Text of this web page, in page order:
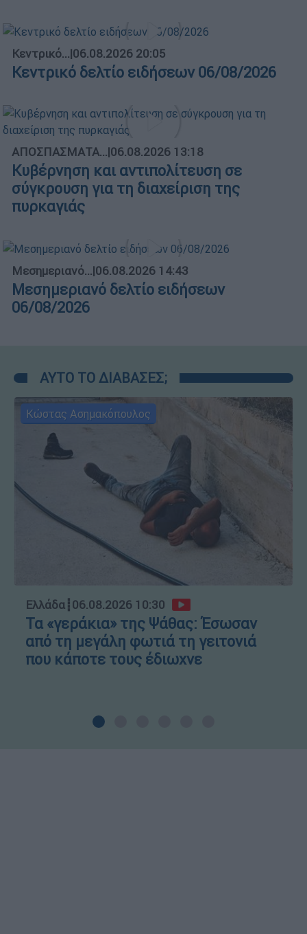
Κεντρικό...|06.08.2026 20:05
Κεντρικό δελτίο ειδήσεων 06/08/2026
ΑΠΟΣΠΑΣΜΑΤΑ...|06.08.2026 13:18
Κυβέρνηση και αντιπολίτευση σε
σύγκρουση για τη διαχείριση της
πυρκαγιάς
Μεσημεριανό...|06.08.2026 14:43
Μεσημεριανό δελτίο ειδήσεων
06/08/2026
ΑΥΤΟ ΤΟ ΔΙΑΒΑΣΕΣ;
Κώστας Ασημακόπουλος
Ελλάδα┋06.08.2026 10:30
Τα «γεράκια» της Ψάθας: Έσωσαν
από τη μεγάλη φωτιά τη γειτονιά
που κάποτε τους έδιωχνε